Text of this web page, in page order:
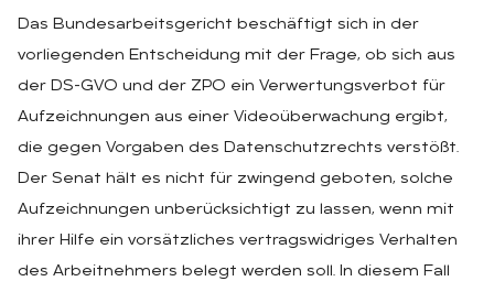
Das Bundesarbeitsgericht beschäftigt sich in der
vorliegenden Entscheidung mit der Frage, ob sich aus
der DS-GVO und der ZPO ein Verwertungsverbot für
Aufzeichnungen aus einer Videoüberwachung ergibt,
die gegen Vorgaben des Datenschutzrechts verstößt.
Der Senat hält es nicht für zwingend geboten, solche
Aufzeichnungen unberücksichtigt zu lassen, wenn mit
ihrer Hilfe ein vorsätzliches vertragswidriges Verhalten
des Arbeitnehmers belegt werden soll. In diesem Fall